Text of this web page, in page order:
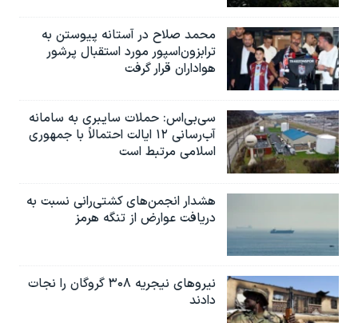
محمد صلاح در آستانه پیوستن به
ترابزون‌اسپور مورد استقبال پرشور
هواداران قرار گرفت
سی‌بی‌اس: حملات سایبری به سامانه
آب‌رسانی ۱۲ ایالت احتمالاً با جمهوری
اسلامی مرتبط است
هشدار انجمن‌های کشتی‌رانی نسبت به
دریافت عوارض از تنگه هرمز
نیروهای نیجریه‌ ۳۰۸ گروگان را نجات
دادند